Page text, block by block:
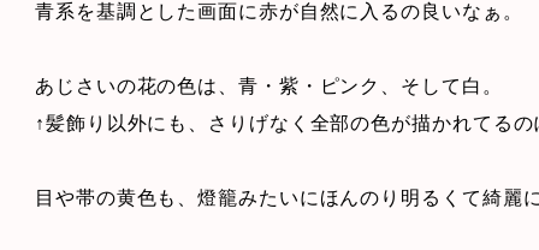
青系を基調とした画面に赤が自然に入るの良いなぁ。
あじさいの花の色は、青・紫・ピンク、そして白。
↑髪飾り以外にも、さりげなく全部の色が描かれてる
目や帯の黄色も、燈籠みたいにほんのり明るくて綺麗